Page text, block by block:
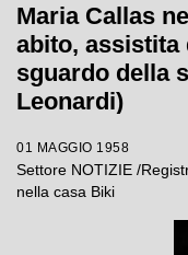
Maria Callas
abito, assistita
sguardo della
Leonardi)
01 MAGGIO 1958
Settore NOTIZIE /
nella casa Biki